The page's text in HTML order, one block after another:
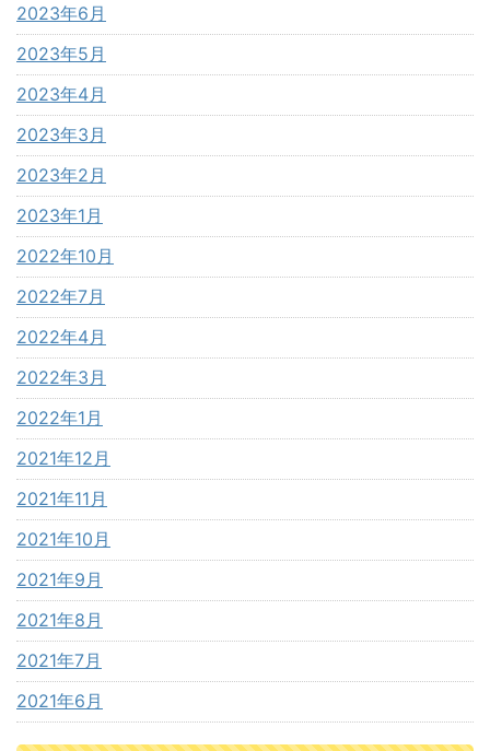
2023年6月
2023年5月
2023年4月
2023年3月
2023年2月
2023年1月
2022年10月
2022年7月
2022年4月
2022年3月
2022年1月
2021年12月
2021年11月
2021年10月
2021年9月
2021年8月
2021年7月
2021年6月